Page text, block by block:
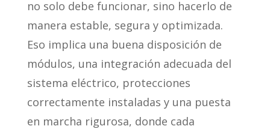
no solo debe funcionar, sino hacerlo de
manera estable, segura y optimizada.
Eso implica una buena disposición de
módulos, una integración adecuada del
sistema eléctrico, protecciones
correctamente instaladas y una puesta
en marcha rigurosa, donde cada